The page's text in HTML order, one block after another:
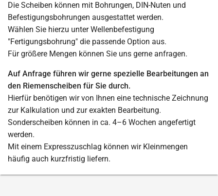
Die Scheiben können mit Bohrungen, DIN-Nuten und
Befestigungsbohrungen ausgestattet werden.
Wählen Sie hierzu unter Wellenbefestigung
"Fertigungsbohrung" die passende Option aus.
Für größere Mengen können Sie uns gerne anfragen.
Auf Anfrage führen wir gerne spezielle Bearbeitungen an
den Riemenscheiben für Sie durch.
Hierfür benötigen wir von Ihnen eine technische Zeichnung
zur Kalkulation und zur exakten Bearbeitung.
Sonderscheiben können in ca. 4–6 Wochen angefertigt
werden.
Mit einem Expresszuschlag können wir Kleinmengen
häufig auch kurzfristig liefern.